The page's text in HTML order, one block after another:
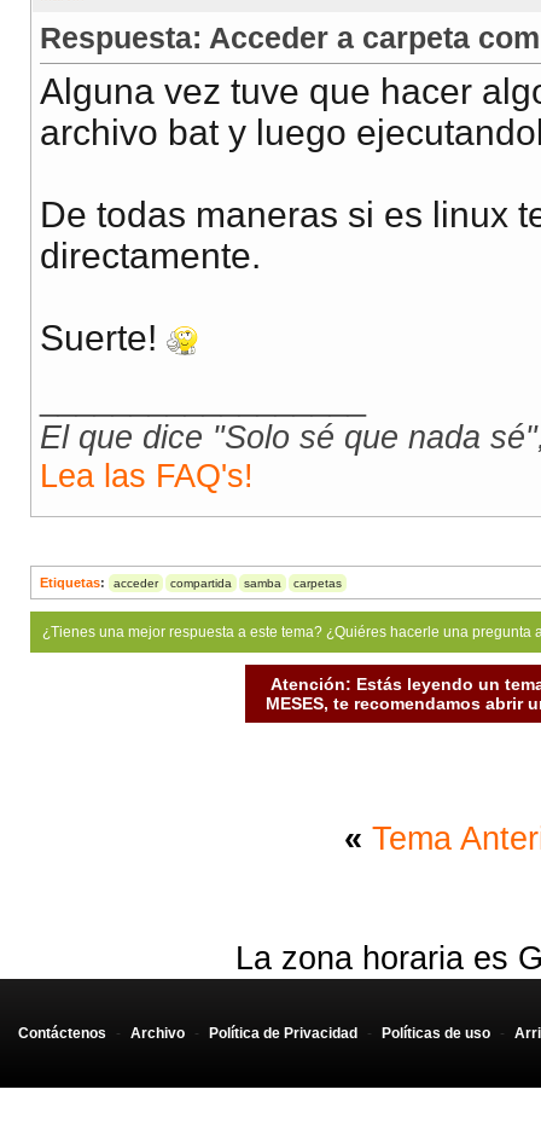
Respuesta: Acceder a carpeta
Alguna vez tuve que hacer
archivo bat y luego
De todas maneras si es linux
directamente.
Suerte!
El que dice "Solo sé que nada
Lea las FAQ's!
Etiquetas: acceder compartida samba carpetas
¿Tienes una mejor respuesta a este tema? ¿Quiéres hacerle una
Atención: Estás leyendo un
MESES, te recomendamos abrir
« Tema
La zona horaria es
Contáctenos - Archivo - Política de Privacidad - Políticas de uso -